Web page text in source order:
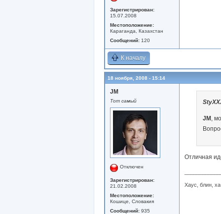
Зарегистрирован:
15.07.2008
Местоположение:
Караганда, Казахстан
Сообщений: 120
К началу
18 ноября, 2008 - 15:14
JM
Тот самый
Отключен
Зарегистрирован:
21.02.2008
Местоположение:
Кошице, Словакия
Сообщений: 935
JM ,
Отличная
Хаус, блин,